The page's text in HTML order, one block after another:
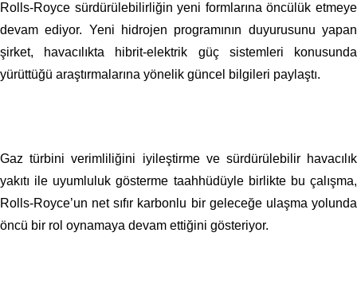
Rolls-Royce sürdürülebilirliğin yeni formlarına öncülük etmeye
devam ediyor. Yeni hidrojen programının duyurusunu yapan
şirket, havacılıkta hibrit-elektrik güç sistemleri konusunda
yürüttüğü araştırmalarına yönelik güncel bilgileri paylaştı.
Gaz türbini verimliliğini iyileştirme ve sürdürülebilir havacılık
yakıtı ile uyumluluk gösterme taahhüdüyle birlikte bu çalışma,
Rolls-Royce’un net sıfır karbonlu bir geleceğe ulaşma yolunda
öncü bir rol oynamaya devam ettiğini gösteriyor.